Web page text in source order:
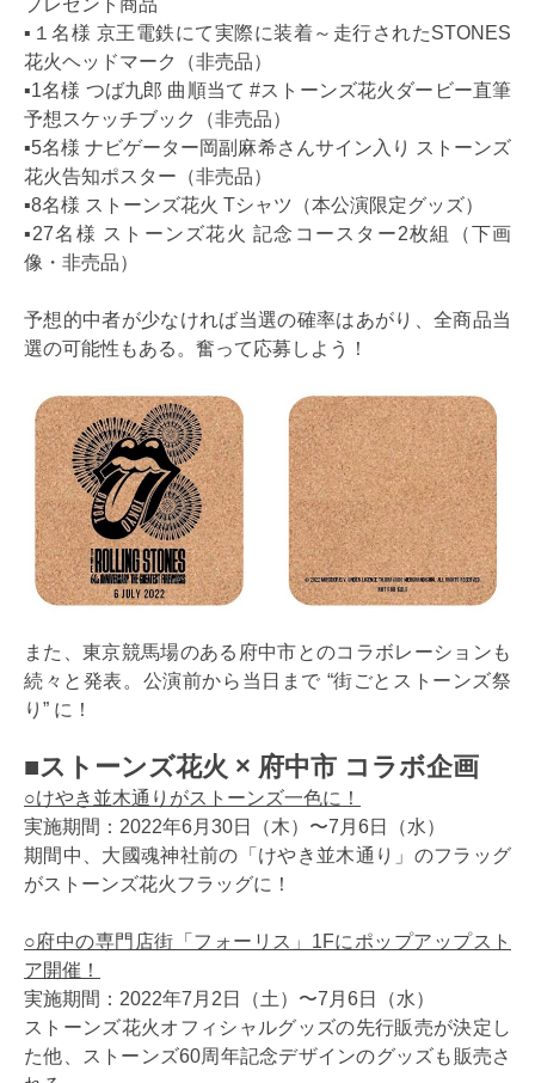
プレゼント商品
▪１名様 京王電鉄にて実際に装着～走行されたSTONES
花火ヘッドマーク（非売品）
▪1名様 つば九郎 曲順当て #ストーンズ花火ダービー直筆
予想スケッチブック（非売品）
▪5名様 ナビゲーター岡副麻希さんサイン入り ストーンズ
花火告知ポスター（非売品）
▪8名様 ストーンズ花火 Tシャツ（本公演限定グッズ）
▪27名様 ストーンズ花火 記念コースター2枚組（下画
像・非売品）
予想的中者が少なければ当選の確率はあがり、全商品当
選の可能性もある。奮って応募しよう！
また、東京競馬場のある府中市とのコラボレーションも
続々と発表。公演前から当日まで “街ごとストーンズ祭
り” に！
■ストーンズ花火 × 府中市 コラボ企画
○けやき並木通りがストーンズ一色に！
実施期間：2022年6月30日（木）〜7月6日（水）
期間中、大國魂神社前の「けやき並木通り」のフラッグ
がストーンズ花火フラッグに！
○府中の専門店街「フォーリス」1Fにポップアップスト
ア開催！
実施期間：2022年7月2日（土）〜7月6日（水）
ストーンズ花火オフィシャルグッズの先行販売が決定し
た他、ストーンズ60周年記念デザインのグッズも販売さ